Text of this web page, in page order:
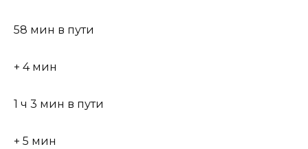
58 мин в пути
+ 4 мин
1 ч 3 мин в пути
+ 5 мин